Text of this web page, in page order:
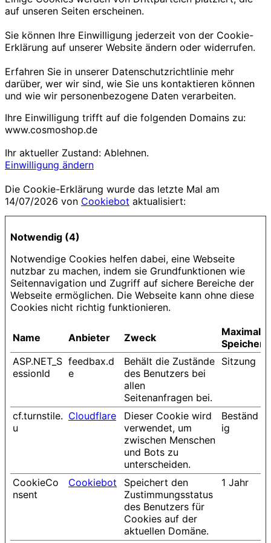
auf unseren Seiten erscheinen.
Sie können Ihre Einwilligung jederzeit von der Cookie-
Erklärung auf unserer Website ändern oder widerrufen.
Erfahren Sie in unserer Datenschutzrichtlinie mehr
darüber, wer wir sind, wie Sie uns kontaktieren können
und wie wir personenbezogene Daten verarbeiten.
Ihre Einwilligung trifft auf die folgenden Domains zu:
www.cosmoshop.de
Ihr aktueller Zustand: Ablehnen.
Einwilligung ändern
Die Cookie-Erklärung wurde das letzte Mal am
14/07/2026 von Cookiebot aktualisiert:
Notwendig (4)
Notwendige Cookies helfen dabei, eine Webseite
nutzbar zu machen, indem sie Grundfunktionen wie
Seitennavigation und Zugriff auf sichere Bereiche der
Webseite ermöglichen. Die Webseite kann ohne diese
Cookies nicht richtig funktionieren.
Name Anbieter Zweck
Maximale
ASP.NET_S
essionId
feedbax.d
e
Behält die Zustände
des Benutzers bei
allen
Seitenanfragen bei.
Sitzung
cf.turnstile.
u
Cloudflare
Dieser Cookie wird
verwendet, um
zwischen Menschen
und Bots zu
unterscheiden.
Beständ
ig
CookieCo
nsent
Cookiebot
Speichert den
Zustimmungsstatus
des Benutzers für
Cookies auf der
aktuellen Domäne.
1 Jahr